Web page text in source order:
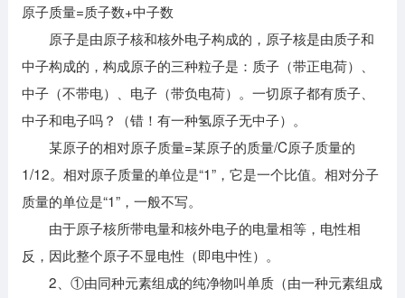
原子质量=质子数+中子数
原子是由原子核和核外电子构成的，原子核是由质子和
中子构成的，构成原子的三种粒子是：质子（带正电荷）、
中子（不带电）、电子（带负电荷）。一切原子都有质子、
中子和电子吗？（错！有一种氢原子无中子）。
某原子的相对原子质量=某原子的质量/C原子质量的
1/12。相对原子质量的单位是“1”，它是一个比值。相对分子
质量的单位是“1”，一般不写。
由于原子核所带电量和核外电子的电量相等，电性相
反，因此整个原子不显电性（即电中性）。
2、①由同种元素组成的纯净物叫单质（由一种元素组成